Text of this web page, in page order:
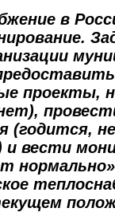
в
проекты,
(годится,
и вести